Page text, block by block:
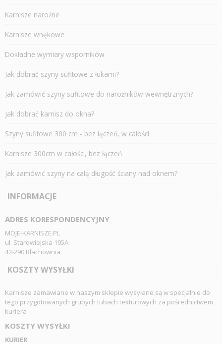
Karnisze narożne
Karnisze wnękowe
Dokładne wymiary wsporników
Jak dobrać szyny sufitowe z łukami?
Jak zamówić szyny sufitowe do narożników wewnętrznych?
Jak dobrać karnisz do okna?
Szyny sufitowe 300 cm - bez łączeń, w całości
Karnisze 300cm w całości, bez łączeń
Jak zamówić szyny na całą długość ściany nad oknem?
INFORMACJE
ADRES KORESPONDENCYJNY
MOJE-KARNISZE.PL
ul. Starowiejska 195A
42-290 Blachownia
KOSZTY WYSYŁKI
Karnisze zamawiane w naszym sklepie wysyłane są w specjalnie do
tego przygotowanych grubych tubach tekturowych za pośrednictwem
kuriera
KOSZTY WYSYŁKI
KURIER